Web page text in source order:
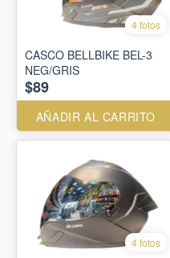
4 fotos
CASCO BELLBIKE BEL-3
NEG/GRIS
$89
AÑADIR AL CARRITO
4 fotos